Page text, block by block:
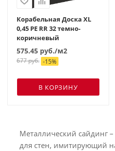
Корабельная Доска XL
0,45 PE RR 32 темно-
коричневый
575.45 руб./м2
677руб. -15%
В КОРЗИНУ
Металлический сайдинг
для стен, имитирующий